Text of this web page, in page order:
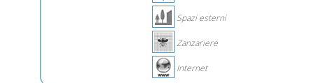
Spazi esterni
Zanzariere
Internet